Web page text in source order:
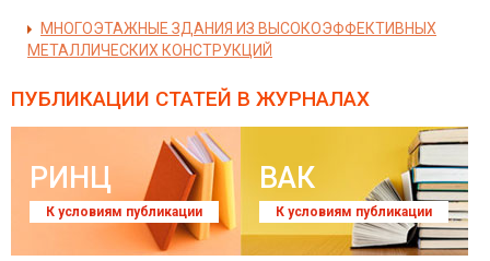
МНОГОЭТАЖНЫЕ ЗДАНИЯ ИЗ ВЫСОКОЭФФЕКТИВНЫХ
МЕТАЛЛИЧЕСКИХ КОНСТРУКЦИЙ
ПУБЛИКАЦИИ СТАТЕЙ В ЖУРНАЛАХ
РИНЦ
К условиям публикации
ВАК
К условиям публикации